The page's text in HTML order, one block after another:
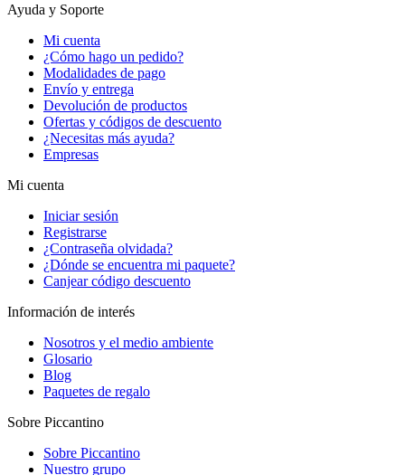
Ayuda y Soporte
Mi cuenta
¿Cómo hago un pedido?
Modalidades de pago
Envío y entrega
Devolución de productos
Ofertas y códigos de descuento
¿Necesitas más ayuda?
Empresas
Mi cuenta
Iniciar sesión
Registrarse
¿Contraseña olvidada?
¿Dónde se encuentra mi paquete?
Canjear código descuento
Información de interés
Nosotros y el medio ambiente
Glosario
Blog
Paquetes de regalo
Sobre Piccantino
Sobre Piccantino
Nuestro grupo